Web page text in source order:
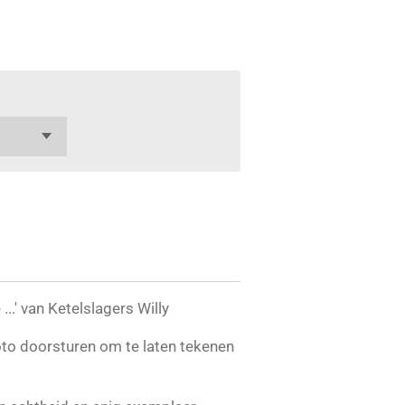
van Ketelslagers Willy
doorsturen om te laten tekenen